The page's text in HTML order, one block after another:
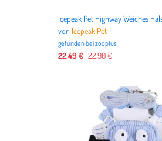
von Icepeak Pet
gefunden beizooplus
22,49 € 22,90 €